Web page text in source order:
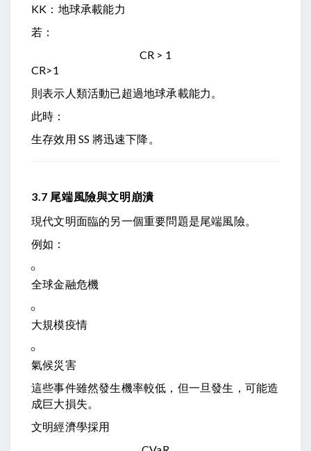
KK ：地球承載能力
若：
CR > 1
CR>1
則表示人類活動已超過地球承載能力。
此時：
生存效用 SS 將迅速下降。
3.7 尾端風險與文明崩潰
現代文明面臨的另一個重要問題是尾端風險。
例如：
全球金融危機
大規模疫情
氣候災害
這些事件雖然發生機率較低，但一旦發生，可能造
成巨大損失。
文明經濟學採用